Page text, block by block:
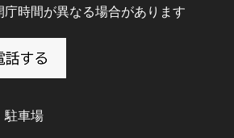
時間が異なる場合があります
駐車場